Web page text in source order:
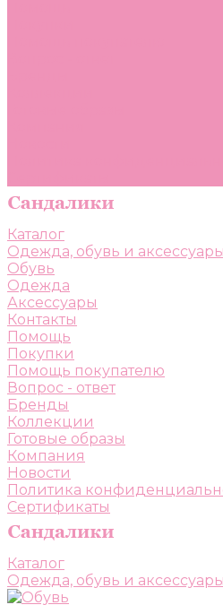
Каталог
Одежда, обувь и аксессуары
Обувь
Одежда
Аксессуары
Контакты
Помощь
Покупки
Помощь покупателю
Вопрос - ответ
Бренды
Коллекции
Готовые образы
Компания
Новости
Политика
Сертификаты
Каталог
Одежда, обувь и аксессуары